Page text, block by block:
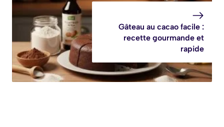
Gâteau au cacao facile :
recette gourmande et
rapide